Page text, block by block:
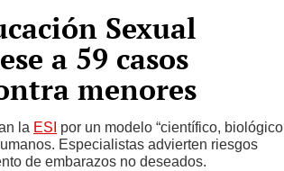
Sexual
a 59 casos
menores
la ESI por un modelo “científico, biológico
Especialistas advierten riesgos
de embarazos no deseados.